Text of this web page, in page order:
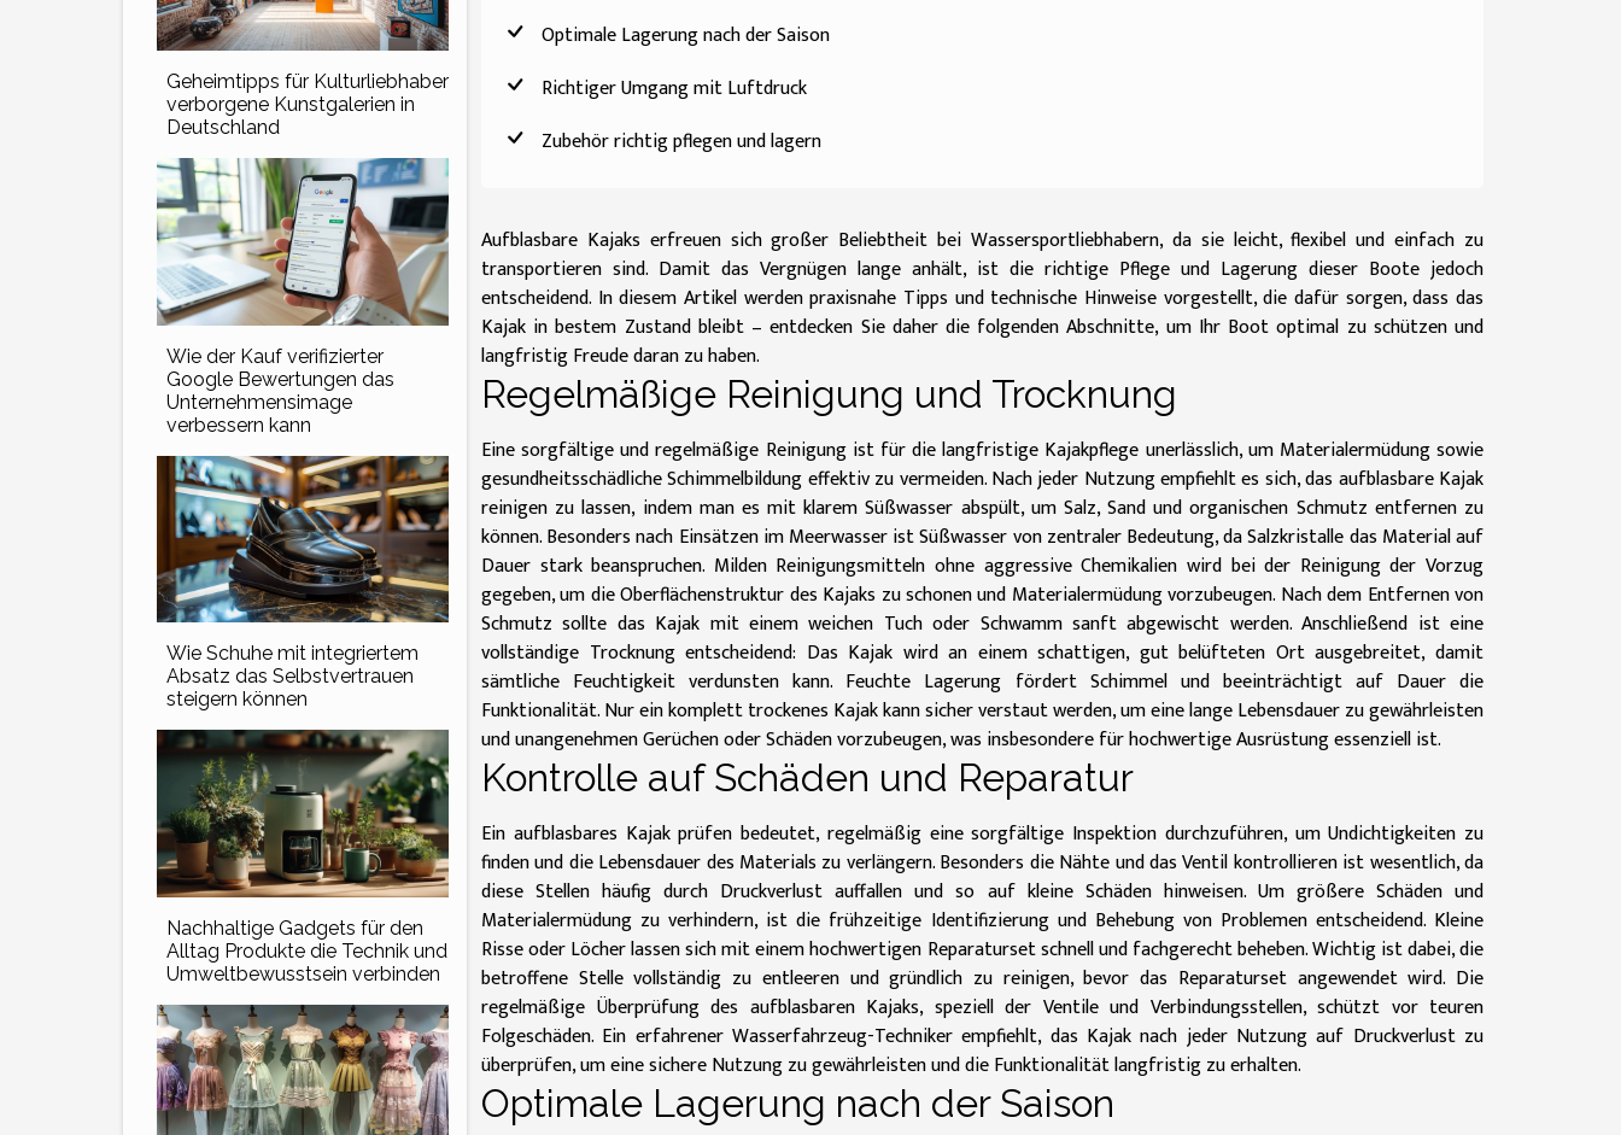
Geheimtipps für Kulturliebhaber
verborgene Kunstgalerien in
Deutschland
Wie der Kauf verifizierter
Google Bewertungen das
Unternehmensimage
verbessern kann
Wie Schuhe mit integriertem
Absatz das Selbstvertrauen
steigern können
Nachhaltige Gadgets für den
Alltag Produkte die Technik und
Umweltbewusstsein verbinden
Optimale Lagerung nach der Saison
Richtiger Umgang mit Luftdruck
Zubehör richtig pflegen und lagern
Aufblasbare Kajaks erfreuen sich großer Beliebtheit bei Wassersportliebhabern, da sie leicht, flexibel und einfach zu
transportieren sind. Damit das Vergnügen lange anhält, ist die richtige Pflege und Lagerung dieser Boote jedoch
entscheidend. In diesem Artikel werden praxisnahe Tipps und technische Hinweise vorgestellt, die dafür sorgen, dass das
Kajak in bestem Zustand bleibt – entdecken Sie daher die folgenden Abschnitte, um Ihr Boot optimal zu schützen und
langfristig Freude daran zu haben.
Regelmäßige Reinigung und Trocknung
Eine sorgfältige und regelmäßige Reinigung ist für die langfristige Kajakpflege unerlässlich, um Materialermüdung sowie
gesundheitsschädliche Schimmelbildung effektiv zu vermeiden. Nach jeder Nutzung empfiehlt es sich, das aufblasbare Kajak
reinigen zu lassen, indem man es mit klarem Süßwasser abspült, um Salz, Sand und organischen Schmutz entfernen zu
können. Besonders nach Einsätzen im Meerwasser ist Süßwasser von zentraler Bedeutung, da Salzkristalle das Material auf
Dauer stark beanspruchen. Milden Reinigungsmitteln ohne aggressive Chemikalien wird bei der Reinigung der Vorzug
gegeben, um die Oberflächenstruktur des Kajaks zu schonen und Materialermüdung vorzubeugen. Nach dem Entfernen von
Schmutz sollte das Kajak mit einem weichen Tuch oder Schwamm sanft abgewischt werden. Anschließend ist eine
vollständige Trocknung entscheidend: Das Kajak wird an einem schattigen, gut belüfteten Ort ausgebreitet, damit
sämtliche Feuchtigkeit verdunsten kann. Feuchte Lagerung fördert Schimmel und beeinträchtigt auf Dauer die
Funktionalität. Nur ein komplett trockenes Kajak kann sicher verstaut werden, um eine lange Lebensdauer zu gewährleisten
und unangenehmen Gerüchen oder Schäden vorzubeugen, was insbesondere für hochwertige Ausrüstung essenziell ist.
Kontrolle auf Schäden und Reparatur
Ein aufblasbares Kajak prüfen bedeutet, regelmäßig eine sorgfältige Inspektion durchzuführen, um Undichtigkeiten zu
finden und die Lebensdauer des Materials zu verlängern. Besonders die Nähte und das Ventil kontrollieren ist wesentlich, da
diese Stellen häufig durch Druckverlust auffallen und so auf kleine Schäden hinweisen. Um größere Schäden und
Materialermüdung zu verhindern, ist die frühzeitige Identifizierung und Behebung von Problemen entscheidend. Kleine
Risse oder Löcher lassen sich mit einem hochwertigen Reparaturset schnell und fachgerecht beheben. Wichtig ist dabei, die
betroffene Stelle vollständig zu entleeren und gründlich zu reinigen, bevor das Reparaturset angewendet wird. Die
regelmäßige Überprüfung des aufblasbaren Kajaks, speziell der Ventile und Verbindungsstellen, schützt vor teuren
Folgeschäden. Ein erfahrener Wasserfahrzeug-Techniker empfiehlt, das Kajak nach jeder Nutzung auf Druckverlust zu
überprüfen, um eine sichere Nutzung zu gewährleisten und die Funktionalität langfristig zu erhalten.
Optimale Lagerung nach der Saison